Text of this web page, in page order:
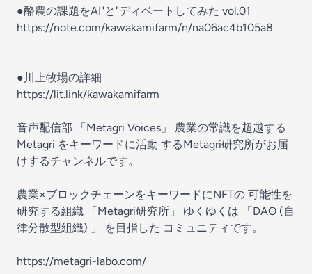
●酪農の課題をAI"と"ディベートしてみた vol.01
https://note.com/kawakamifarm/n/na06ac4b105a8
●川上牧場の詳細
https://lit.link/kawakamifarm
音声配信部 「Metagri Voices」 農業の常識を超越する
Metagri をキーワードに活動 するMetagri研究所がお届
けするチャンネルです。
農業×ブロックチェーンをキーワードにNFTの 可能性を
研究する組織 「Metagri研究所」 ゆくゆくは 「DAO (自
律分散型組織) 」 を目指した コミュニティです。
https://metagri-labo.com/